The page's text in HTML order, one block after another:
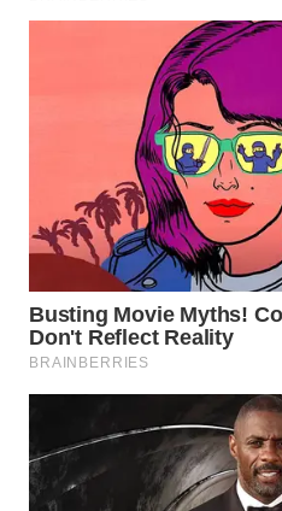
poderá ser totalmente
maneira ecológica
Os horizontes abertos
um impacto profundo na
conservação ambiental.
desenvolvimento serão
estabilização dessas
impulsionando a criação
essenciais que
facilitar acompreensão